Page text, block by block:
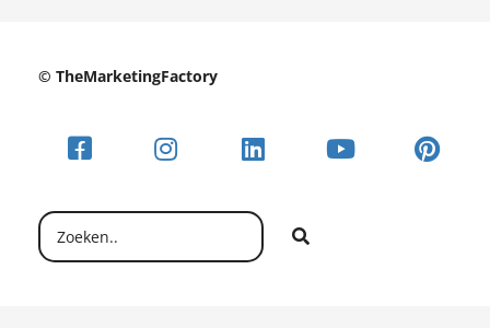
© TheMarketingFactory